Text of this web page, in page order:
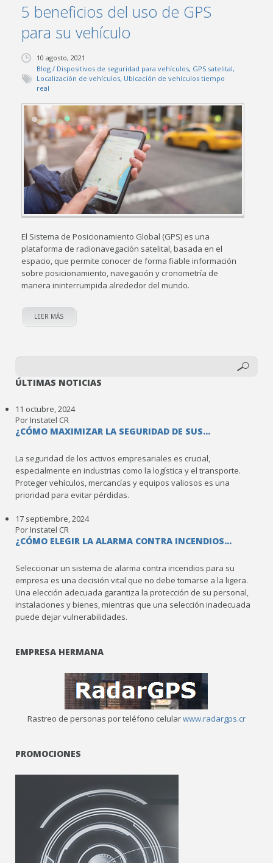
5 beneficios del uso de GPS
para su vehículo
10 agosto, 2021
Blog / Dispositivos de seguridad para vehículos, GPS satelital,
Localización de vehículos, Ubicación de vehículos tiempo
real
El Sistema de Posicionamiento Global (GPS) es una
plataforma de radionavegación satelital, basada en el
espacio, que permite conocer de forma fiable información
sobre posicionamiento, navegación y cronometría de
manera ininterrumpida alrededor del mundo.
LEER MÁS
ÚLTIMAS NOTICIAS
11 octubre, 2024
Por Instatel CR
¿CÓMO MAXIMIZAR LA SEGURIDAD DE SUS...
La seguridad de los activos empresariales es crucial,
especialmente en industrias como la logística y el transporte.
Proteger vehículos, mercancías y equipos valiosos es una
prioridad para evitar pérdidas.
17 septiembre, 2024
Por Instatel CR
¿CÓMO ELEGIR LA ALARMA CONTRA INCENDIOS...
Seleccionar un sistema de alarma contra incendios para su
empresa es una decisión vital que no debe tomarse a la ligera.
Una elección adecuada garantiza la protección de su personal,
instalaciones y bienes, mientras que una selección inadecuada
puede dejar vulnerabilidades.
EMPRESA HERMANA
Rastreo de personas por teléfono celularwww.radargps.cr
PROMOCIONES